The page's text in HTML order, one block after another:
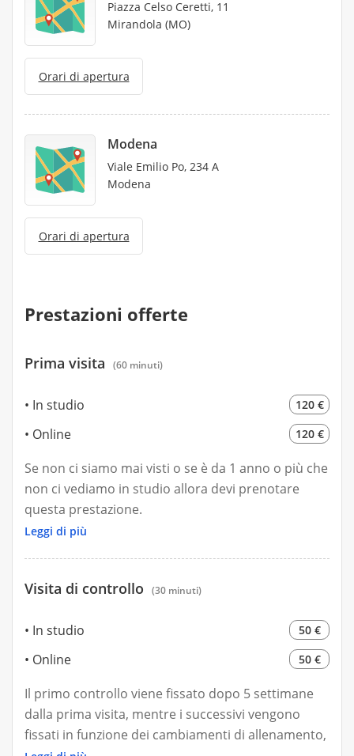
Piazza Celso Ceretti, 11
Mirandola (MO)
Orari di apertura
Modena
Viale Emilio Po, 234 A
Modena
Orari di apertura
Prestazioni offerte
Prima visita (60 minuti)
In studio 120 €
Online 120 €
Se non ci siamo mai visti o se è da 1 anno o più che
non ci vediamo in studio allora devi prenotare
questa prestazione.
Durante la prima visita parleremo del motivo per
(orari, tipo di allenamento, gare che stai
anche l'esame impedenziometrico per conoscere
la tua composizione corporea. Infine
alimentare verrà inviato per mail in max 1
settimana.
Leggi di più
Visita di controllo (30 minuti)
In studio 50 €
Online 50 €
Il primo controllo viene fissato dopo 5 settimane
dalla prima visita, mentre i successivi vengono
fissati in funzione dei cambiamenti di allenamento,